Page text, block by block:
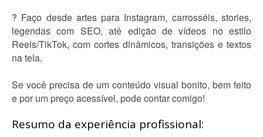
? Faço desde artes para Instagram, carrosséis, stories,
legendas com SEO, até edição de vídeos no estilo
Reels/TikTok, com cortes dinâmicos, transições e textos
na tela.
Se você precisa de um conteúdo visual bonito, bem feito
e por um preço acessível, pode contar comigo!
Resumo da experiência profissional: